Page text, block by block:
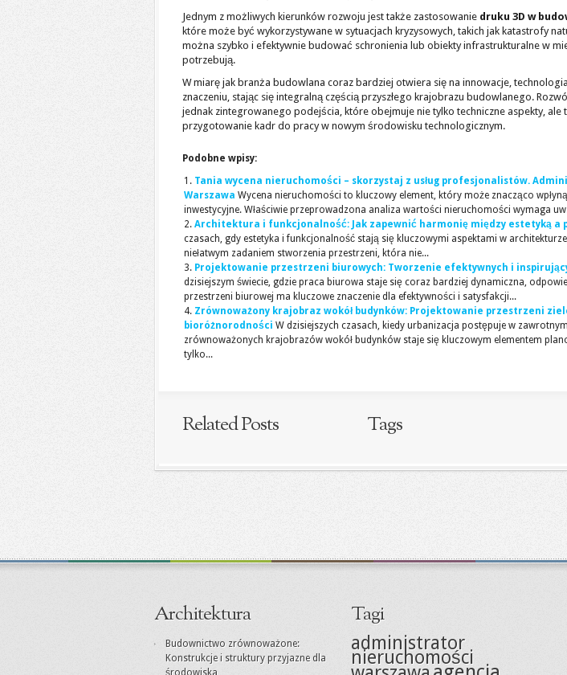
Jednym z możliwych kierunków rozwoju jest także zastosowanie druku 3D w
które może być wykorzystywane w sytuacjach kryzysowych, takich jak katastrofy
można szybko i efektywnie budować schronienia lub obiekty infrastrukturalne w
potrzebują.
W miarę jak branża budowlana coraz bardziej otwiera się na innowacje,
znaczeniu, stając się integralną częścią przyszłego krajobrazu budowlanego.
jednak zintegrowanego podejścia, które obejmuje nie tylko techniczne aspekty, ale
przygotowanie kadr do pracy w nowym środowisku technologicznym.
Podobne wpisy:
Tania wycena nieruchomości – skorzystaj z usług profesjonalistów.
Warszawa Wycena nieruchomości to kluczowy element, który może znacząco
inwestycyjne. Właściwie przeprowadzona analiza wartości nieruchomości wymaga
Architektura i funkcjonalność: Jak zapewnić harmonię między estetyką a
czasach, gdy estetyka i funkcjonalność stają się kluczowymi aspektami w
niełatwym zadaniem stworzenia przestrzeni, która nie...
Projektowanie przestrzeni biurowych: Tworzenie efektywnych i
dzisiejszym świecie, gdzie praca biurowa staje się coraz bardziej dynamiczna,
przestrzeni biurowej ma kluczowe znaczenie dla efektywności i satysfakcji...
Zrównoważony krajobraz wokół budynków: Projektowanie przestrzeni
bioróżnorodności W dzisiejszych czasach, kiedy urbanizacja postępuje w
zrównoważonych krajobrazów wokół budynków staje się kluczowym elementem
tylko...
Related Posts Tags
Architektura
Budownictwo zrównoważone:
Konstrukcje i struktury przyjazne dla
środowiska
Tagi
administrator
nieruchomości